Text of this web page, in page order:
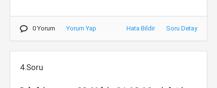
0 Yorum Yorum Yap Hata Bildir Soru Detay
4.Soru